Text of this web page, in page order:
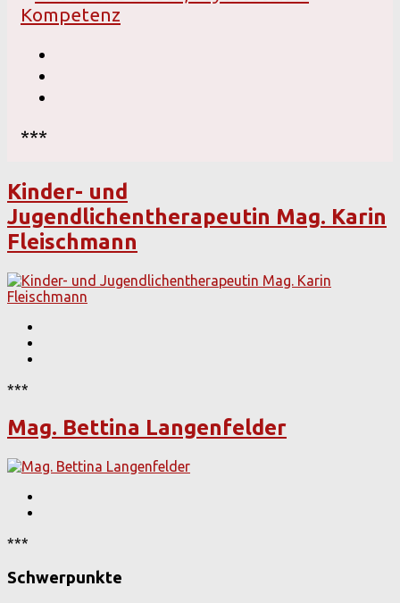
***
Kinder- und
Jugendlichentherapeutin Mag. Karin
Fleischmann
***
Mag. Bettina Langenfelder
***
Schwerpunkte